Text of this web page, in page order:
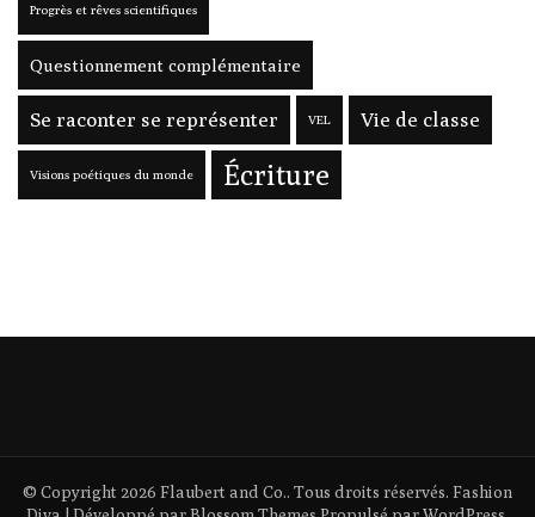
Progrès et rêves scientifiques
Questionnement complémentaire
Se raconter se représenter VEL Vie de classe
Visions poétiques du monde Écriture
© Copyright 2026 Flaubert and Co.. Tous droits réservés. Fashion